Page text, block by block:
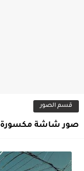
قسم الصور
صور شاشة مكسورة 2026 خلفيات شاشة محطمة